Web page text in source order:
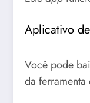
Aplicativo
Você pode
da ferramenta